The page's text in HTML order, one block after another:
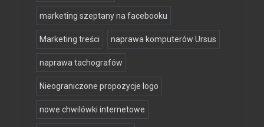
marketing szeptany na facebooku
Marketing treści naprawa komputerów Ursus
naprawa tachografów
Nieograniczone propozycje logo
nowe chwilówki internetowe